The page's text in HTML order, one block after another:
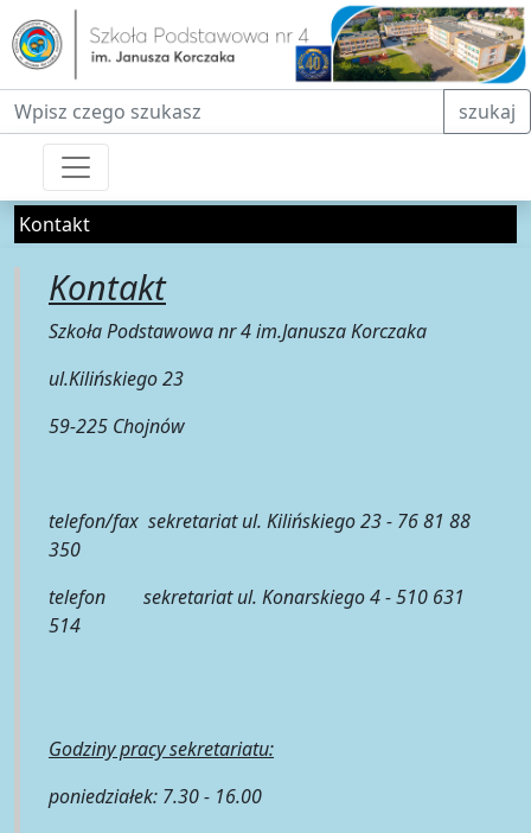
Fraza do wyszukiwania szukaj
Kontakt
Kontakt
Szkoła Podstawowa nr 4 im.Janusza Korczaka
ul.Kilińskiego 23
59-225 Chojnów
telefon/fax sekretariat ul. Kilińskiego 23 - 76 81 88
350
telefon sekretariat ul. Konarskiego 4 - 510 631
514
Godziny pracy sekretariatu:
poniedziałek: 7.30 - 16.00